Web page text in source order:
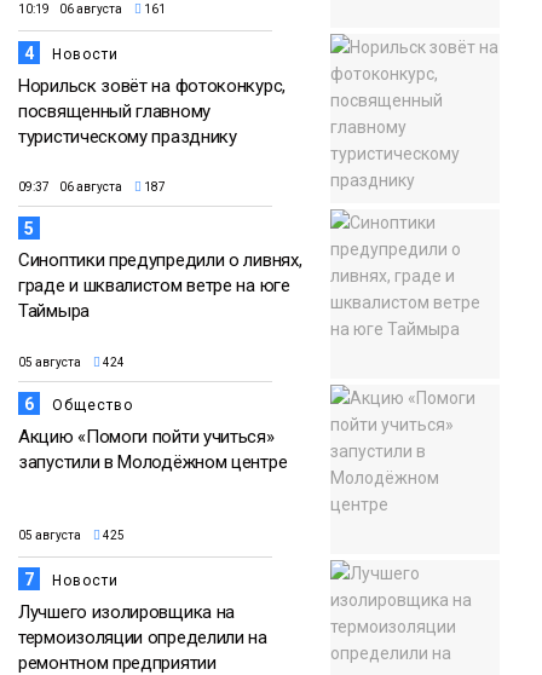
10:19 06 августа 161
4 Новости
Норильск зовёт на фотоконкурс,
посвященный главному
туристическому празднику
09:37 06 августа 187
5
Синоптики предупредили о ливнях,
граде и шквалистом ветре на юге
Таймыра
05 августа 424
6 Общество
Акцию «Помоги пойти учиться»
запустили в Молодёжном центре
05 августа 425
7 Новости
Лучшего изолировщика на
термоизоляции определили на
ремонтном предприятии